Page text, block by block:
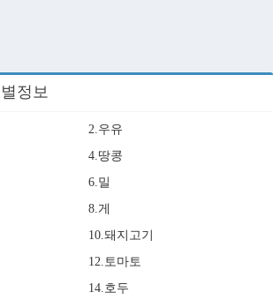
정보
2.우유
4.땅콩
6.밀
8.게
10.돼지고기
12.토마토
14.호두